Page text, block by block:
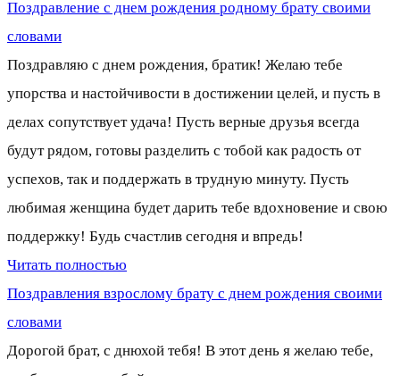
Поздравление с днем рождения родному брату своими
словами
Поздравляю с днем рождения, братик! Желаю тебе
упорства и настойчивости в достижении целей, и пусть в
делах сопутствует удача! Пусть верные друзья всегда
будут рядом, готовы разделить с тобой как радость от
успехов, так и поддержать в трудную минуту. Пусть
любимая женщина будет дарить тебе вдохновение и свою
поддержку! Будь счастлив сегодня и впредь!
Читать полностью
Поздравления взрослому брату с днем рождения своими
словами
Дорогой брат, с днюхой тебя! В этот день я желаю тебе,